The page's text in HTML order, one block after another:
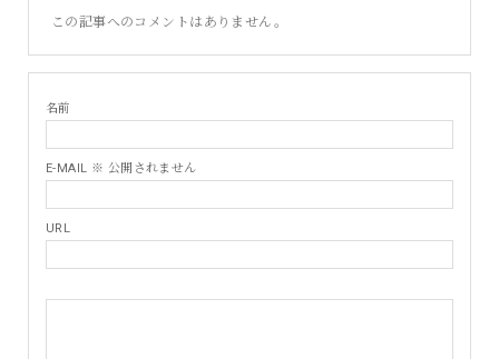
この記事へのコメントはありません。
名前
E-MAIL ※ 公開されません
URL